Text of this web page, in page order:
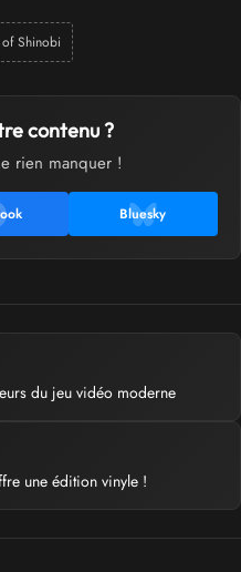
Shinobi
contenu ?
rien manquer !
Bluesky
du jeu vidéo moderne
une édition vinyle !